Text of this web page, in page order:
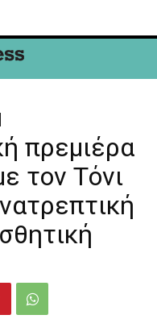
πρεμιέρα
τον Τόνι